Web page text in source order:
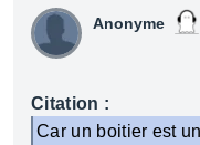
Anonyme
Citation :
Car un boitier est